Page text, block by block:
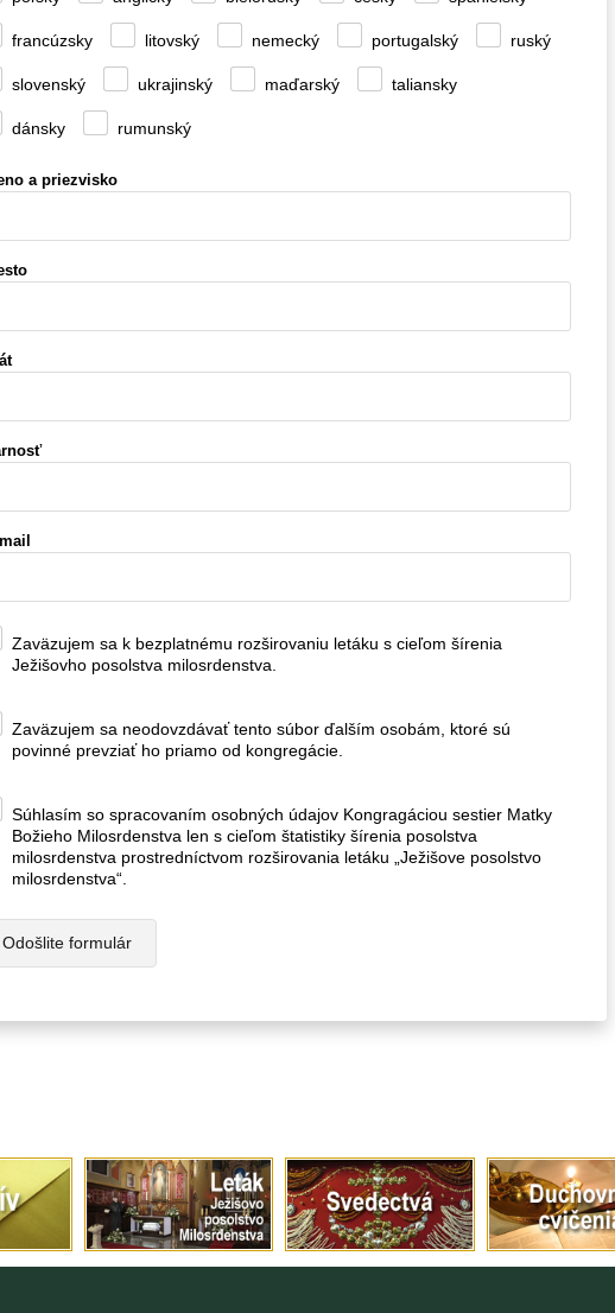
francúzsky litovský nemecký portugalský ruský
slovenský ukrajinský maďarský taliansky
dánsky rumunský
a priezvisko
Zaväzujem sa k bezplatnému rozširovaniu letáku s cieľom šírenia
Ježišovho posolstva milosrdenstva.
Zaväzujem sa neodovzdávať tento súbor ďalším osobám, ktoré sú
povinné prevziať ho priamo od kongregácie.
Súhlasím so spracovaním osobných údajov Kongragáciou sestier Matky
Božieho Milosrdenstva len s cieľom štatistiky šírenia posolstva
milosrdenstva prostredníctvom rozširovania letáku „Ježišove posolstvo
milosrdenstva“.
Odošlite formulár